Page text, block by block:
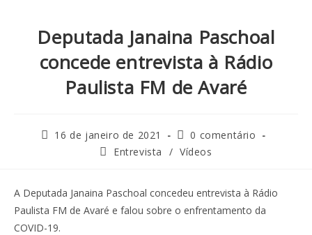
Deputada Janaina Paschoal
concede entrevista à Rádio
Paulista FM de Avaré
16 de janeiro de 2021
0 comentário
Entrevista
/ Vídeos
A Deputada Janaina Paschoal concedeu entrevista à Rádio
Paulista FM de Avaré e falou sobre o enfrentamento da
COVID-19.